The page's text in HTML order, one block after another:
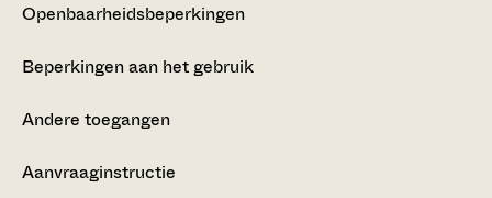
Openbaarheidsbeperkingen
Beperkingen aan het gebruik
Andere toegangen
Aanvraaginstructie